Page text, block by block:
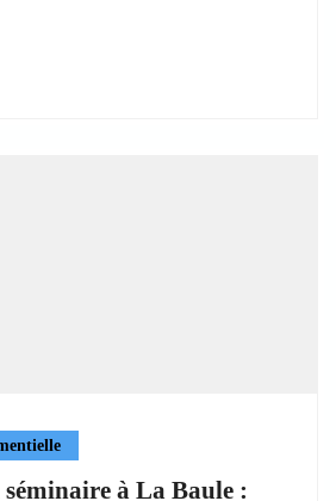
à La Baule :